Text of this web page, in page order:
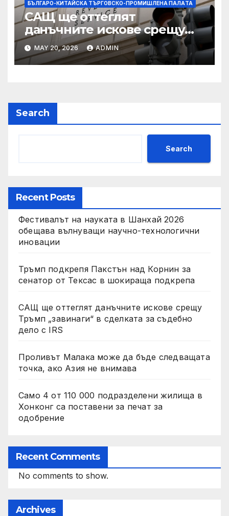
БЪЛГАРО-КИТАЙСКА ТЪРГОВСКО-ПРОМИШЛЕНА ПАЛAТА
САЩ ще оттеглят
данъчните искове срещу
Тръмп „завинаги“ в
сделката за съдебно дело с
IRS
MAY 20, 2026 ADMIN
Search
Search
Recent Posts
Фестивалът на науката в Шанхай 2026
обещава вълнуващи научно-технологични
иновации
Тръмп подкрепя Пакстън над Корнин за
сенатор от Тексас в шокираща подкрепа
САЩ ще оттеглят данъчните искове срещу
Тръмп „завинаги“ в сделката за съдебно
дело с IRS
Проливът Малака може да бъде следващата
точка, ако Азия не внимава
Само 4 от 110 000 подразделени жилища в
Хонконг са поставени за печат за
одобрение
Recent Comments
No comments to show.
Archives